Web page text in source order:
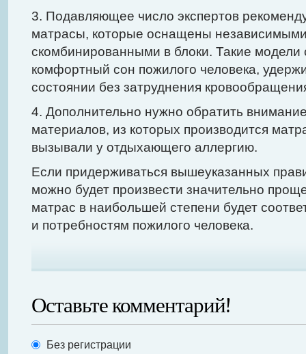
3. Подавляющее число экспертов
матрасы, которые оснащены
скомбинированными в блоки. Такие модели
комфортный сон пожилого человека,
состоянии без затруднения
4. Дополнительно нужно обратить
материалов, из которых производится
вызывали у отдыхающего аллергию.
Если придерживаться вышеуказанных
можно будет произвести значительно
матрас в наибольшей степени будет
и потребностям пожилого человека.
Оставьте комментарий!
Без регистрации